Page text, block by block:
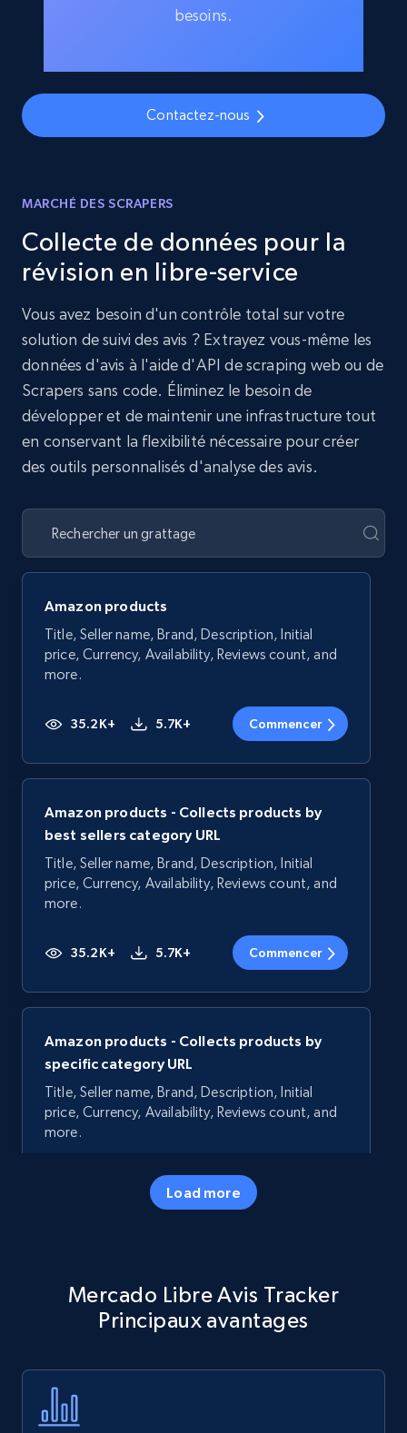
besoins.
Contactez-nous
MARCHÉ DES SCRAPERS
Collecte de données pour la
révision en libre-service
Vous avez besoin d'un contrôle total sur votre
solution de suivi des avis ? Extrayez vous-même les
données d'avis à l'aide d'API de scraping web ou de
Scrapers sans code. Éliminez le besoin de
développer et de maintenir une infrastructure tout
en conservant la flexibilité nécessaire pour créer
des outils personnalisés d'analyse des avis.
Amazon products
Title, Seller name, Brand, Description, Initial
price, Currency, Availability, Reviews count, and
more.
35.2K+ 5.7K+ Commencer
Amazon products - Collects products by
best sellers category URL
Title, Seller name, Brand, Description, Initial
price, Currency, Availability, Reviews count, and
more.
35.2K+ 5.7K+ Commencer
Amazon products - Collects products by
specific category URL
Title, Seller name, Brand, Description, Initial
price, Currency, Availability, Reviews count, and
more.
5.7K+ Commencer
specific keywords
Title, Seller name, Brand, Description, Initial
Load more
Mercado Libre Avis Tracker
Principaux avantages